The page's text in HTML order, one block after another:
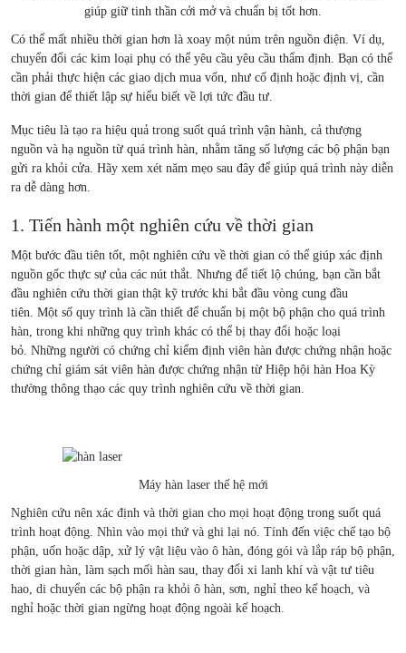
giúp giữ tinh thần cởi mở và chuẩn bị tốt hơn.
Có thể mất nhiều thời gian hơn là xoay một núm trên nguồn điện. Ví dụ,
chuyển đổi các kim loại phụ có thể yêu cầu yêu cầu thẩm định. Bạn có thể
cần phải thực hiện các giao dịch mua vốn, như cố định hoặc định vị, cần
thời gian để thiết lập sự hiểu biết về lợi tức đầu tư.
Mục tiêu là tạo ra hiệu quả trong suốt quá trình vận hành, cả thượng
nguồn và hạ nguồn từ quá trình hàn, nhằm tăng số lượng các bộ phận bạn
gửi ra khỏi cửa. Hãy xem xét năm mẹo sau đây để giúp quá trình này diễn
ra dễ dàng hơn.
1. Tiến hành một nghiên cứu về thời gian
Một bước đầu tiên tốt, một nghiên cứu về thời gian có thể giúp xác định
nguồn gốc thực sự của các nút thắt. Nhưng để tiết lộ chúng, bạn cần bắt
đầu nghiên cứu thời gian thật kỹ trước khi bắt đầu vòng cung đầu
tiên. Một số quy trình là cần thiết để chuẩn bị một bộ phận cho quá trình
hàn, trong khi những quy trình khác có thể bị thay đổi hoặc loại
bỏ. Những người có chứng chỉ kiểm định viên hàn được chứng nhận hoặc
chứng chỉ giám sát viên hàn được chứng nhận từ Hiệp hội hàn Hoa Kỳ
thường thông thạo các quy trình nghiên cứu về thời gian.
Máy hàn laser thế hệ mới
Nghiên cứu nên xác định và thời gian cho mọi hoạt động trong suốt quá
trình hoạt động. Nhìn vào mọi thứ và ghi lại nó. Tính đến việc chế tạo bộ
phận, uốn hoặc dập, xử lý vật liệu vào ô hàn, đóng gói và lắp ráp bộ phận,
thời gian hàn, làm sạch mối hàn sau, thay đổi xi lanh khí và vật tư tiêu
hao, di chuyển các bộ phận ra khỏi ô hàn, sơn, nghỉ theo kế hoạch, và
nghỉ hoặc thời gian ngừng hoạt động ngoài kế hoạch.